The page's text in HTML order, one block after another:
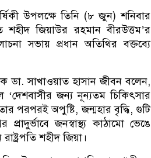
উপলক্ষে তিনি (৮ জুন) শনিবার
শহীদ জিয়াউর রহমান বীরউত্তম’র
সভায় প্রধান অতিথির বক্তব্যে
ডা. সাখাওয়াত হাসান জীবন বলেন,
জন্য নূন্যতম চিকিৎসার
পরপরই অপুষ্টি, জন্মহার বৃদ্ধি, গুটি
জনস্বাস্থ্য কাঠামো ভেঙে
শহীদ জিয়া।